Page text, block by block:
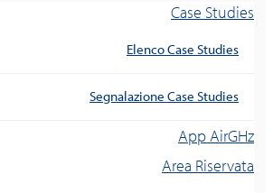
Case Studies
Elenco Case Studies
Segnalazione Case Studies
App AirGHz
Area Riservata